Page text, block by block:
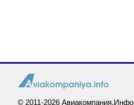
© 2011-2026 Авиакомпания.Инфо